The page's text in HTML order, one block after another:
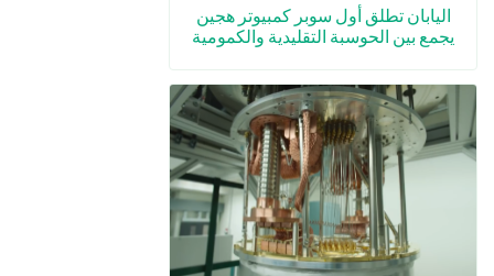
اليابان تطلق أول سوبر كمبيوتر هجين
يجمع بين الحوسبة التقليدية والكمومية